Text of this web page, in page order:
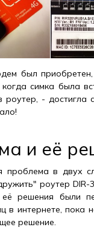
был
симка была
роутер, - достигла
и её
проблема в двух
роутер DIR-
решения были
в интернете, пока
решение.